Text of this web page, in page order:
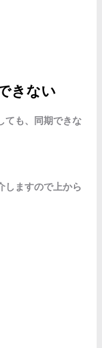
きない
ても、同期できな
しますので上から